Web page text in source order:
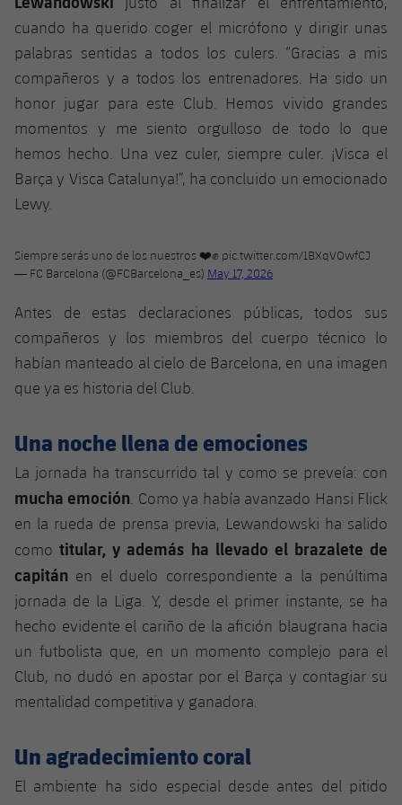
Jugadores
Fotos
Historia
Palmarés
Clasificaciones
Juvenil
Alevín
Noticias
Atletismo
plusicon
más
Actualidad
Masculino
Baloncesto en silla de ruedas
plusicon
más
Actualidad
Jugadores
Resultados
Clasificaciones
Hockey sobre hielo
plusicon
más
Actualidad
Calendario
Resultados
Clasificaciones
Hockey hierba
plusicon
más
Hockey Hierba Masculino
Hockey Hierba Femenino
Actualidad
Plantilla
Agenda
Escuela de Patinaje
plusicon
más
Actualidad
Calendario
Resultados
Clasificaciones
Fotos
plusicon
más
Voleibol masculino
Voleibol femenino
plusicon
Apúntate a las amateurs
Carnet de las Secciones Amateurs
PLUSICON
MÁS
League of Legends
VALORANT Rising
VALORANT Game Changers
eFootball
cuando ha querido coger el micrófono y dirigir unas
palabras sentidas a todos los culers. “Gracias a mis
compañeros y a todos los entrenadores. Ha sido un
honor jugar para este Club. Hemos vivido grandes
momentos y me siento orgulloso de todo lo que
hemos hecho. Una vez culer, siempre culer. ¡Visca el
Barça y Visca Catalunya!”, ha concluido un emocionado
Lewy.
Siempre serás uno de los nuestros ❤️✊ pic.twitter.com/1BXqVOwfCJ
— FC Barcelona (@FCBarcelona_es) May 17, 2026
Antes de estas declaraciones públicas, todos sus
compañeros y los miembros del cuerpo técnico lo
habían manteado al cielo de Barcelona, en una imagen
que ya es historia del Club.
Una noche llena de emociones
La jornada ha transcurrido tal y como se preveía: con
mucha emoción . Como ya había avanzado Hansi Flick
en la rueda de prensa previa, Lewandowski ha salido
comotitular, y además ha llevado el brazalete de
capitán en el duelo correspondiente a la penúltima
jornada de la Liga. Y, desde el primer instante, se ha
hecho evidente el cariño de la afición blaugrana hacia
un futbolista que, en un momento complejo para el
Club, no dudó en apostar por el Barça y contagiar su
mentalidad competitiva y ganadora.
Un agradecimiento coral
El ambiente ha sido especial desde antes del pitido